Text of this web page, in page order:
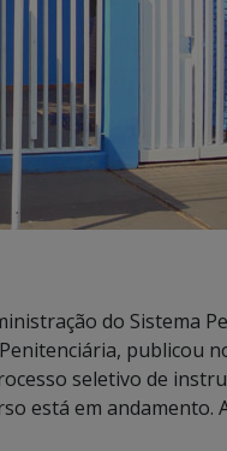
do Sistema
publicou
seletivo de
está em andamento.